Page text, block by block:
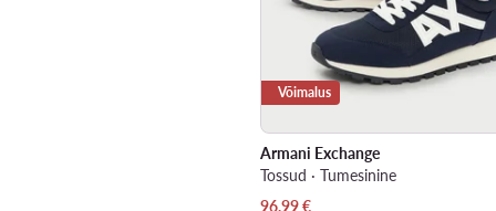
Võimalus
Armani Exchange
Tossud · Tumesinine
Praegune hind
96,99€